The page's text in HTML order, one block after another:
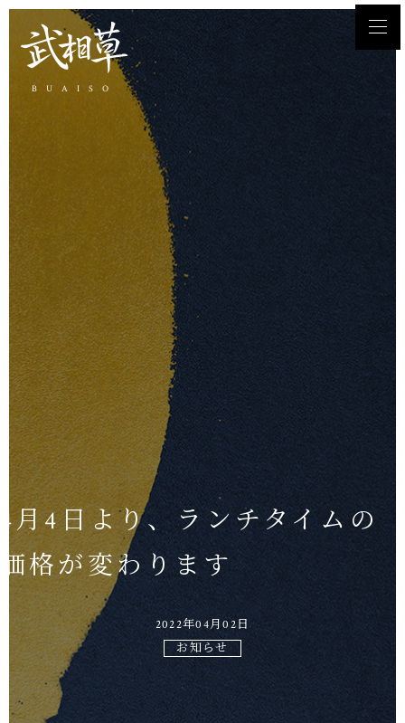
BUAISO
武相草のはじまり武相草のねがい お品書き お持ち帰り・お土産 店舗のご案内 武相草日記
4月4日より、ランチタイムの
価格が変わります
2022年04月02日
お知らせ